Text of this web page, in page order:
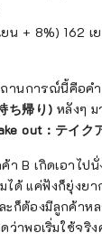
ยน + 8%) 162
านการณ์นี้คือค
ち帰り) หลังๆ
out : テイク
า B เกิดเอาไป
ด้ แค่ฟังก็ยุ่งยา
ก็ต้องมีลูกค้าห
ว่าพอเริ่มใช้จริ